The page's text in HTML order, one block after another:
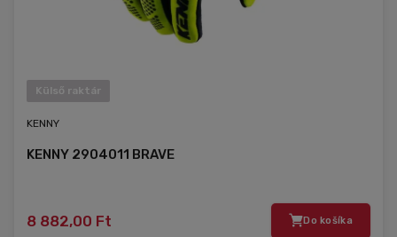
Külső raktár
KENNY
KENNY 2904011 BRAVE
8 882,00 Ft Do košíka